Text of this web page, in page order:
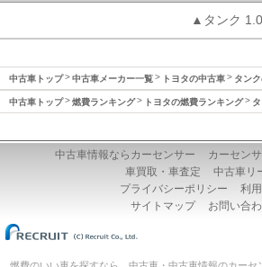
▲タンク
中古車トップ 中古車メーカー一覧 トヨタの中古車 タン
中古車トップ 燃費ランキング トヨタの燃費ランキング
中古車情報ならカーセンサー
カーセン
車買取・車査定
中古車リ
プライバシーポリシー
利
サイトマップ
お問い合